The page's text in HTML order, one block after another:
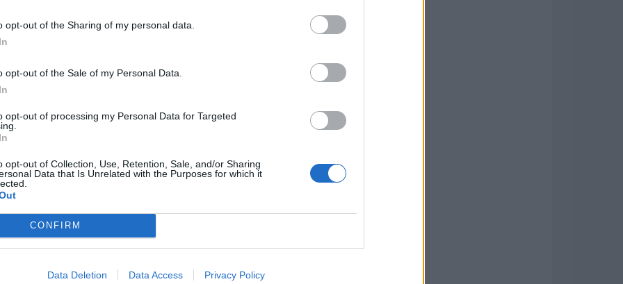
opt-out of the Sharing of my personal data.
opt-out of the Sale of my Personal Data.
opt-out of processing my Personal Data for Targeted
opt-out of Collection, Use, Retention, Sale, and/or Sharing
Data that Is Unrelated with the Purposes for which it
CONFIRM
Data Deletion Data Access Privacy Policy
10-15 години во многу европски држави се
подразбира и промени во културата на
во Шведска, Австрија, Белгија, Франција,
Кралство... Ова се податоци за
добиле постојан престој или државјанство.
луѓе кои чекаат решение за азил и илегално